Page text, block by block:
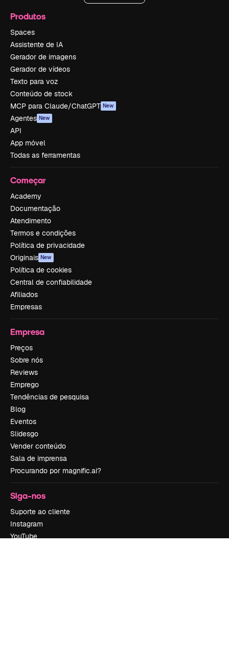
Produtos
Spaces
Assistente de IA
Gerador de imagens
Gerador de vídeos
Texto para voz
Conteúdo de stock
MCP para Claude/ChatGPT New
Agentes New
API
App móvel
Todas as ferramentas
Começar
Academy
Documentação
Atendimento
Termos e condições
Política de privacidade
Originais New
Política de cookies
Central de confiabilidade
Afiliados
Empresas
Empresa
Preços
Sobre nós
Reviews
Emprego
Tendências de pesquisa
Blog
Eventos
Slidesgo
Vender conteúdo
Sala de imprensa
Procurando por magnific.ai?
Siga-nos
Suporte ao cliente
Instagram
YouTube